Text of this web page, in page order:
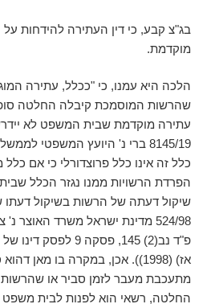
בג"צ קבע, כי דין העתירה להידחות
מוקדמת.
הלכה היא עמנו, כי "ככלל, עתירה
שהרשות המוסמכת קיבלה החלטה
עתירה מוקדמת שבית המשפט לא
כלל זה אינו כלל פרוצדורלי כי אם כלל
הפרדת הרשויות ממנו נגזר הכלל
שיקול דעתה של הרשות בשיקול דעתו
524/98 מדינת ישראל משרד האוצר
פ"ד נב(2) 145, פסקה
אז) (1998)). אכן, במקרה בו מאן
מתעכבת מעבר לזמן סביר או שהרשות
החלטה, רשאי הוא לפנות לבית משפט